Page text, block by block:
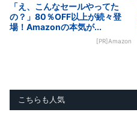
「え、こんなセールやってた
の？」80％OFF以上が続々登
場！Amazonの本気が...
[PR]Amazon
こちらも人気